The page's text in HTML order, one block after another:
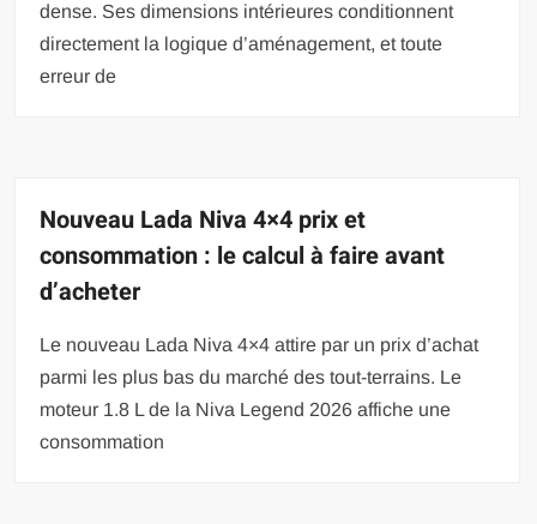
dense. Ses dimensions intérieures conditionnent
directement la logique d’aménagement, et toute
erreur de
Nouveau Lada Niva 4×4 prix et
consommation : le calcul à faire avant
d’acheter
Le nouveau Lada Niva 4×4 attire par un prix d’achat
parmi les plus bas du marché des tout-terrains. Le
moteur 1.8 L de la Niva Legend 2026 affiche une
consommation